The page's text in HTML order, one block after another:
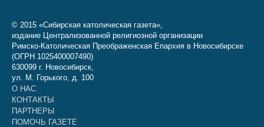
© 2015 «Сибирская католическая газета»,
издание Централизованной религиозной организации
Римско-Католическая Преображенская Епархия в Новосибирске
(ОГРН 1025400007490)
630099 г. Новосибирск,
ул. М. Горького, д. 100
О НАС
КОНТАКТЫ
ПАРТНЕРЫ
ПОМОЧЬ ГАЗЕТЕ